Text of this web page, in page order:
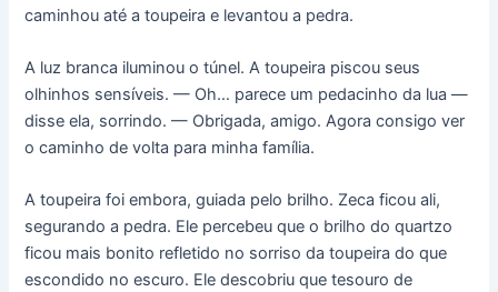
caminhou até a toupeira e levantou a pedra.
A luz branca iluminou o túnel. A toupeira piscou seus
olhinhos sensíveis. — Oh… parece um pedacinho da lua —
disse ela, sorrindo. — Obrigada, amigo. Agora consigo ver
o caminho de volta para minha família.
A toupeira foi embora, guiada pelo brilho. Zeca ficou ali,
segurando a pedra. Ele percebeu que o brilho do quartzo
ficou mais bonito refletido no sorriso da toupeira do que
escondido no escuro. Ele descobriu que tesouro de